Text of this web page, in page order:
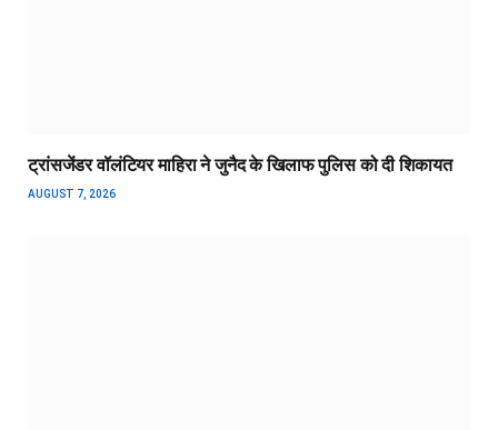
ट्रांसजेंडर वॉलंटियर माहिरा ने जुनैद के खिलाफ पुलिस को दी शिकायत
AUGUST 7, 2026